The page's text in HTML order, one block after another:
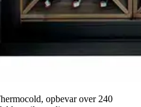
opbevar over 240